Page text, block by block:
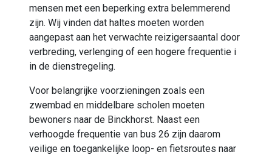
mensen met een beperking extra belemmerend
zijn. Wij vinden dat haltes moeten worden
aangepast aan het verwachte reizigersaantal door
verbreding, verlenging of een hogere frequentie i
in de dienstregeling.
Voor belangrijke voorzieningen zoals een
zwembad en middelbare scholen moeten
bewoners naar de Binckhorst. Naast een
verhoogde frequentie van bus 26 zijn daarom
veilige en toegankelijke loop- en fietsroutes naar